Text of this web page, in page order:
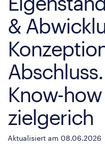
&
Know-
zielgerich
Aktualisiert am 08.06.2026